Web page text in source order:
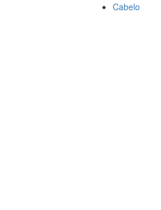
Cabelo